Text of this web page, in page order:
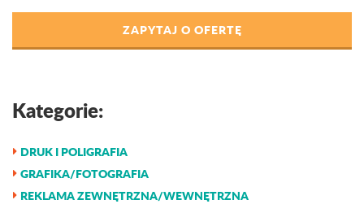
ZAPYTAJ O OFERTĘ
Kategorie:
DRUK I POLIGRAFIA
GRAFIKA/FOTOGRAFIA
REKLAMA ZEWNĘTRZNA/WEWNĘTRZNA